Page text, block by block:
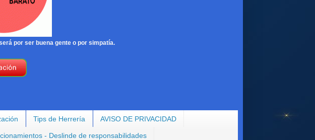
por ser buena gente o por simpatía.
Tips de Herrería AVISO DE PRIVACIDAD
- Deslinde de responsabilidades